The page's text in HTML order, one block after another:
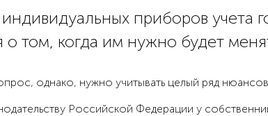
приборов учета
том, когда им нужно будет
однако, нужно учитывать целый ряд
Российской Федерации у